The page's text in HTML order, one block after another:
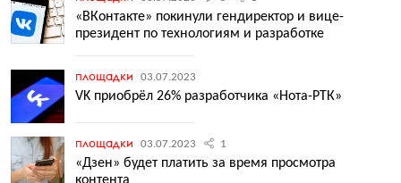
«ВКонтакте» покинули гендиректор и вице-
президент по технологиям и разработке
площадки 03.07.2023
VK приобрёл 26% разработчика «Нота-РТК»
площадки 03.07.2023 1
«Дзен» будет платить за время просмотра